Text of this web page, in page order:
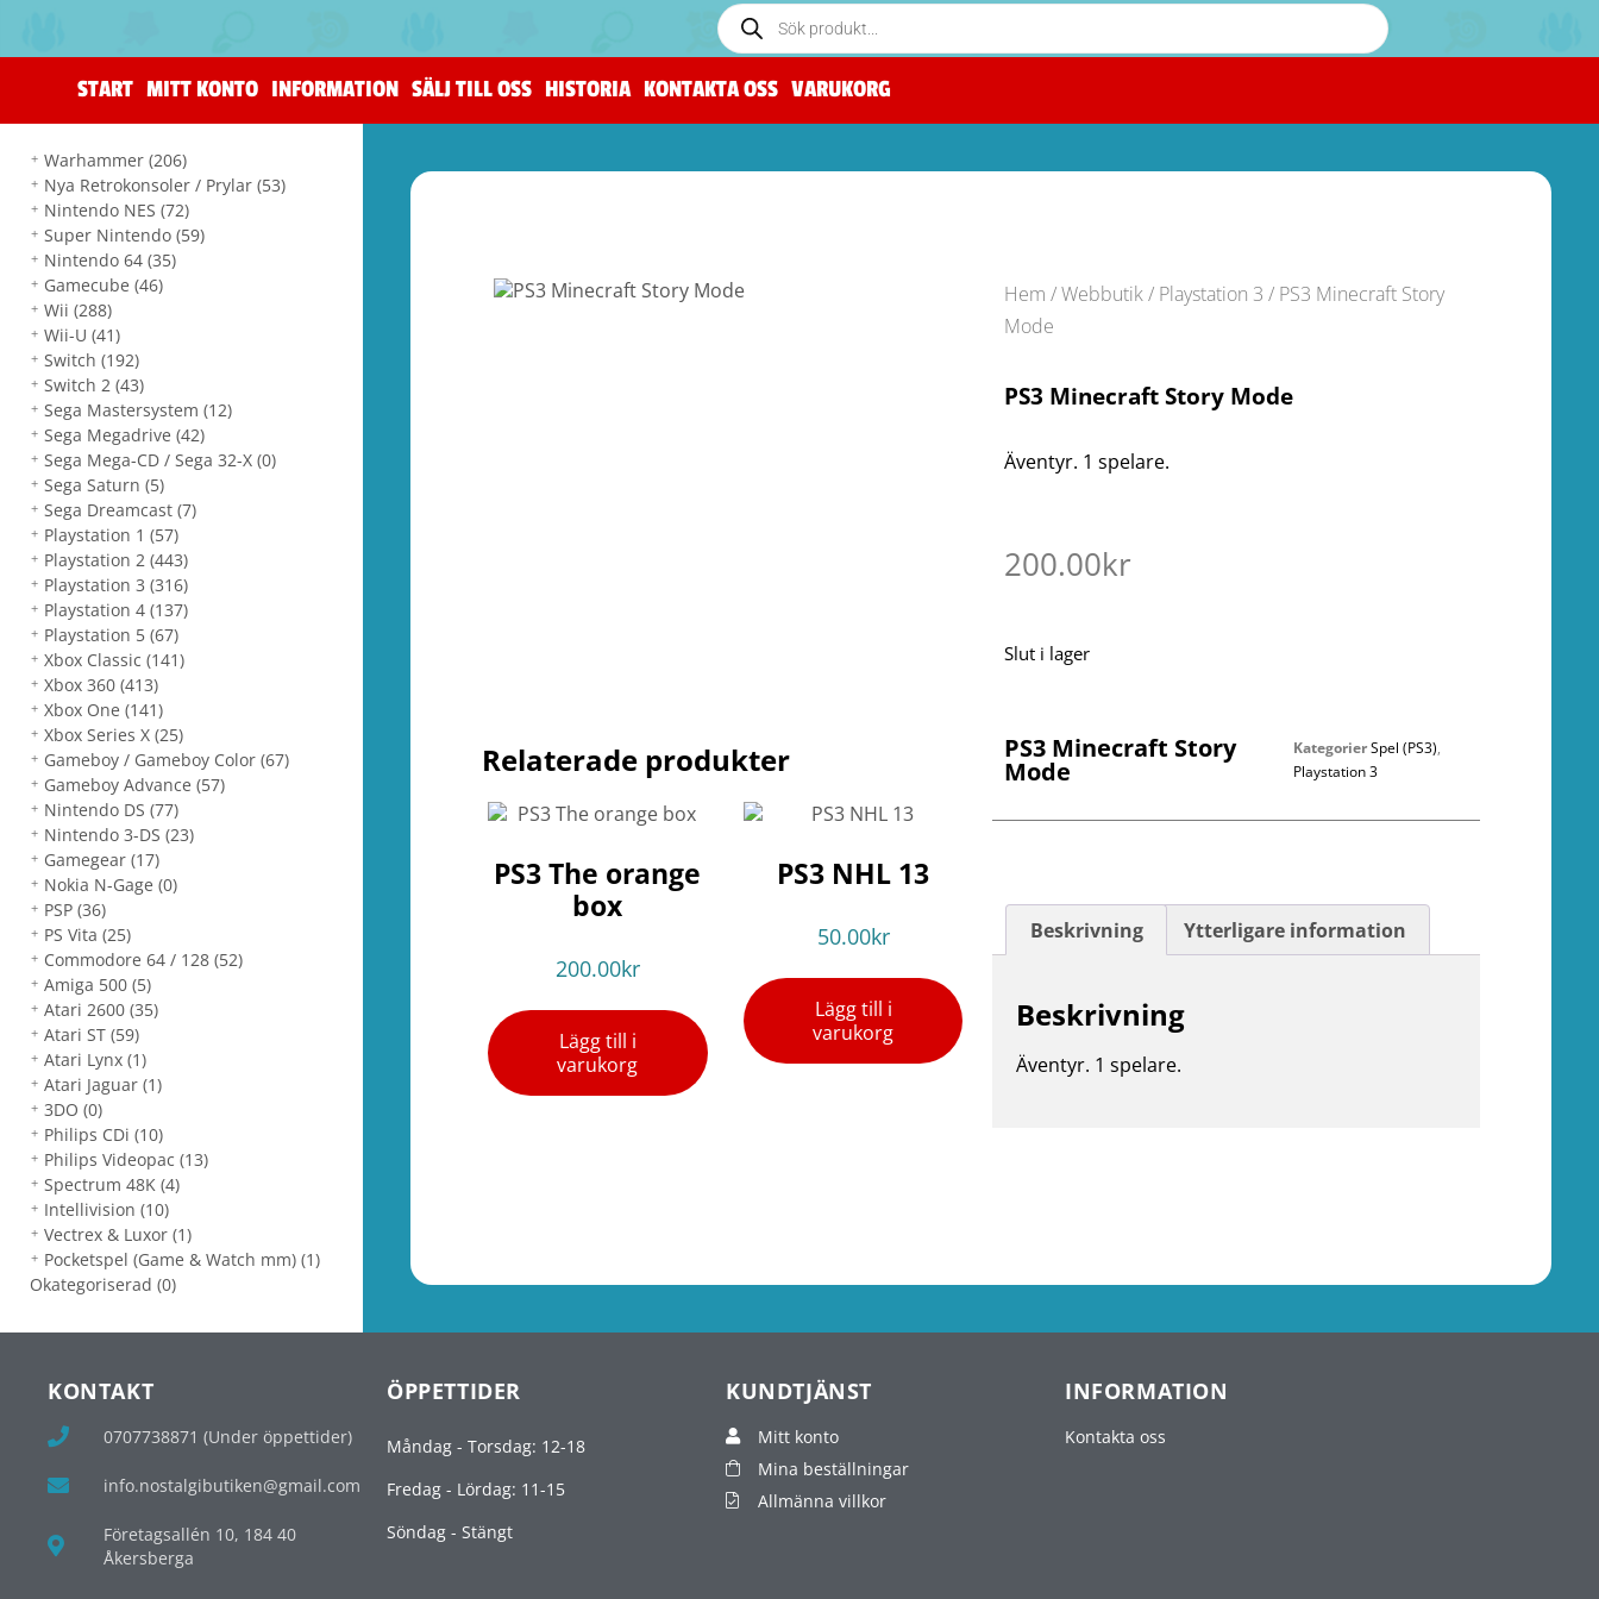
START MITT KONTO INFORMATION SÄLJ TILL OSS HISTORIA KONTAKTA OSS VARUKORG
Warhammer(206)
Nya Retrokonsoler / Prylar(53)
Nintendo NES(72)
Super Nintendo(59)
Nintendo 64(35)
Gamecube(46)
Wii(288)
Wii-U(41)
Switch(192)
Switch 2(43)
Sega Mastersystem(12)
Sega Megadrive(42)
Sega Mega-CD / Sega 32-X(0)
Sega Saturn(5)
Sega Dreamcast(7)
Playstation 1(57)
Playstation 2(443)
Playstation 3(316)
Playstation 4(137)
Playstation 5(67)
Xbox Classic(141)
Xbox 360(413)
Xbox One(141)
Xbox Series X(25)
Gameboy / Gameboy Color(67)
Gameboy Advance(57)
Nintendo DS(77)
Nintendo 3-DS(23)
Gamegear(17)
Nokia N-Gage(0)
PSP(36)
PS Vita(25)
Commodore 64 / 128(52)
Amiga 500(5)
Atari 2600(35)
Atari ST(59)
Atari Lynx(1)
Atari Jaguar(1)
3DO(0)
Philips CDi(10)
Philips Videopac(13)
Spectrum 48K(4)
Intellivision(10)
Vectrex & Luxor(1)
Pocketspel (Game & Watch mm)(1)
Okategoriserad (0)
Hem /Webbutik/ Playstation 3 / PS3 Minecraft Story
Mode
PS3 Minecraft Story Mode
Äventyr. 1 spelare.
200.00kr
Slut i lager
Relaterade produkter
PS3 The orange
box
200.00kr
Lägg till i
varukorg
PS3 NHL 13
50.00kr
Lägg till i
varukorg
PS3 Minecraft Story
Mode
KategorierSpel (PS3),
Playstation 3
Beskrivning Ytterligare information
Beskrivning
Äventyr. 1 spelare.
KONTAKT
0707738871 (Under öppettider)
info.nostalgibutiken@gmail.com
Företagsallén 10, 184 40
Åkersberga
ÖPPETTIDER
Måndag - Torsdag: 12-18
Fredag - Lördag: 11-15
Söndag - Stängt
KUNDTJÄNST
Mitt konto
Mina beställningar
Allmänna villkor
INFORMATION
Kontakta oss